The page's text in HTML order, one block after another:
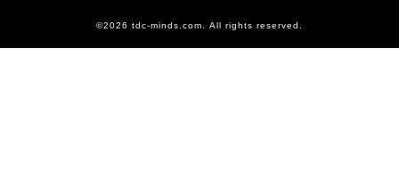
©2026 tdc-minds.com. All rights reserved.